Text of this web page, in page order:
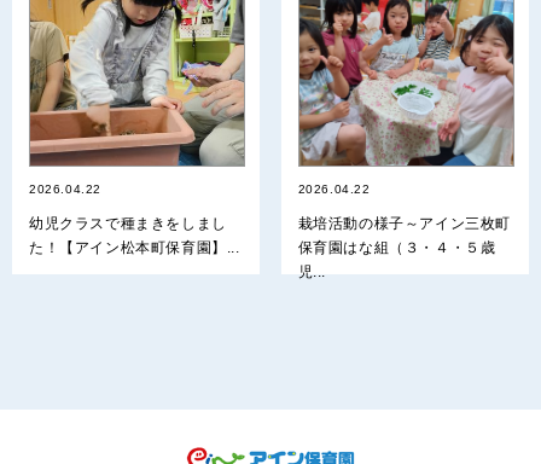
2026.04.22
幼児クラスで種まきをしまし
た！【アイン松本町保育園】...
2026.04.22
栽培活動の様子～アイン三枚町
保育園はな組（３・４・５歳
児...